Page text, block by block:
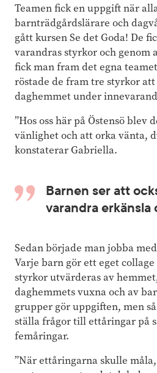
Teamen fick en uppgift när
barnträdgårdslärare och
gått kursen Se det Goda! De
varandras styrkor och genom
fick man fram det egna
röstade de fram tre styrkor
daghemmet under
”Hos oss här på Östensö blev
vänlighet och att orka vänta,
konstaterar Gabriella.
Barnen ser att
varandra erkänsla
Sedan började man jobba
Varje barn gör ett eget
styrkor utvärderas av
daghemmets vuxna och av
grupper gör uppgiften, men
ställa frågor till ettåringar på
femåringar.
”När ettåringarna skulle